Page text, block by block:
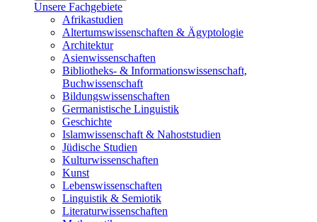
Unsere Fachgebiete
Afrikastudien
Altertumswissenschaften & Ägyptologie
Architektur
Asienwissenschaften
Bibliotheks- & Informationswissenschaft,
Buchwissenschaft
Bildungswissenschaften
Germanistische Linguistik
Geschichte
Islamwissenschaft & Nahoststudien
Jüdische Studien
Kulturwissenschaften
Kunst
Lebenswissenschaften
Linguistik & Semiotik
Literaturwissenschaften